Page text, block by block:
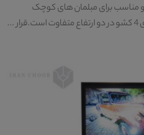
و مناسب برای مبلمان های کوچک